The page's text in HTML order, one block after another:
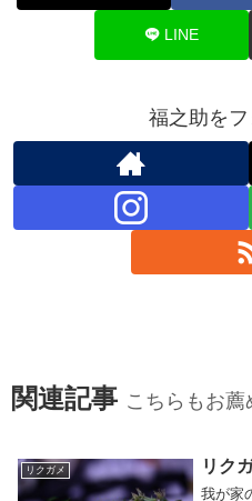
LINE
福之助を
関連記事 こちらもお薦
リクガメ リク
我が家